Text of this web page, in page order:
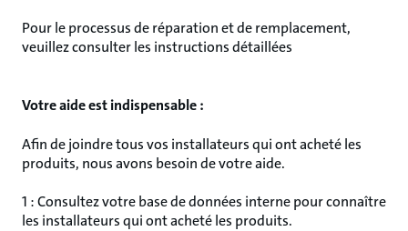
Pour le processus de réparation et de remplacement,
veuillez consulter les instructions détaillées
Votre aide est indispensable :
Afin de joindre tous vos installateurs qui ont acheté les
produits, nous avons besoin de votre aide.
1 : Consultez votre base de données interne pour connaître
les installateurs qui ont acheté les produits.